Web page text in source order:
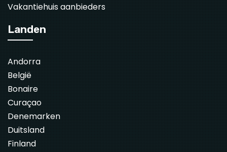
Vakantiehuis aanbieders
Landen
Andorra
België
Bonaire
Curaçao
Denemarken
Duitsland
Finland